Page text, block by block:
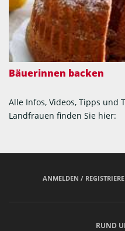
Bäuerinnen backen
Alle Infos, Videos, Tipps und
Landfrauen finden Sie hier:
ANMELDEN /
RUND